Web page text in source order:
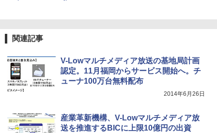
関連記事
V-Lowマルチメディア放送の基地局計画
認定。11月福岡からサービス開始へ。チ
ューナ100万台無料配布
2014年6月26日
産業革新機構、V-Lowマルチメディア放
送を推進するBICに上限10億円の出資